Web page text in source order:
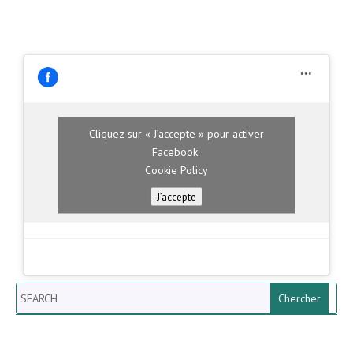
Cliquez sur « J’accepte » pour activer
Facebook
Cookie Policy
J’accepte
Search